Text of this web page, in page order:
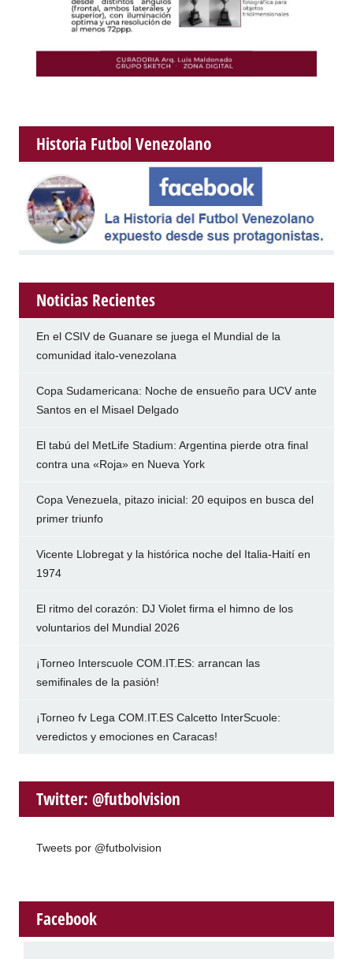
Historia Futbol Venezolano
Noticias Recientes
En el CSIV de Guanare se juega el Mundial de la
comunidad italo-venezolana
Copa Sudamericana: Noche de ensueño para UCV ante
Santos en el Misael Delgado
El tabú del MetLife Stadium: Argentina pierde otra final
contra una «Roja» en Nueva York
Copa Venezuela, pitazo inicial: 20 equipos en busca del
primer triunfo
Vicente Llobregat y la histórica noche del Italia-Haití en
1974
El ritmo del corazón: DJ Violet firma el himno de los
voluntarios del Mundial 2026
¡Torneo Interscuole COM.IT.ES: arrancan las
semifinales de la pasión!
¡Torneo fv Lega COM.IT.ES Calcetto InterScuole:
veredictos y emociones en Caracas!
Twitter: @futbolvision
Tweets por @futbolvision
Facebook